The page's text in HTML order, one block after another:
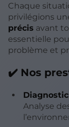
Chaque
privilégions
précis avant
essentielle
problème et
✔️ Nos
Analyse